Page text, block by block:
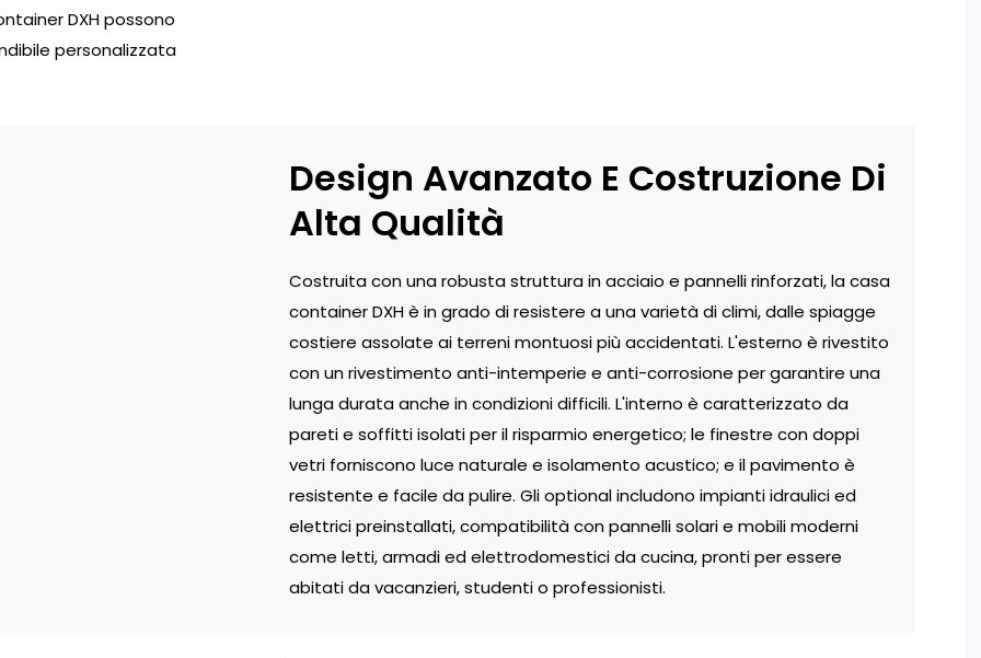
DXH possono
personalizzata
Design Avanzato E Costruzione Di
Alta Qualità
Costruita con una robusta struttura in acciaio e pannelli rinforzati, la casa
container DXH è in grado di resistere a una varietà di climi, dalle spiagge
costiere assolate ai terreni montuosi più accidentati. L'esterno è rivestito
con un rivestimento anti-intemperie e anti-corrosione per garantire una
lunga durata anche in condizioni difficili. L'interno è caratterizzato da
pareti e soffitti isolati per il risparmio energetico; le finestre con doppi
vetri forniscono luce naturale e isolamento acustico; e il pavimento è
resistente e facile da pulire. Gli optional includono impianti idraulici ed
elettrici preinstallati, compatibilità con pannelli solari e mobili moderni
come letti, armadi ed elettrodomestici da cucina, pronti per essere
abitati da vacanzieri, studenti o professionisti.